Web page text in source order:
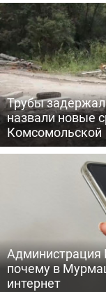
Трубы
назвали новые
Комсомольской
Администрация
почему в
интернет